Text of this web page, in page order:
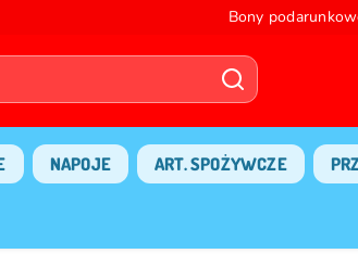
Bony
NAPOJE ART. SPOŻYWCZE